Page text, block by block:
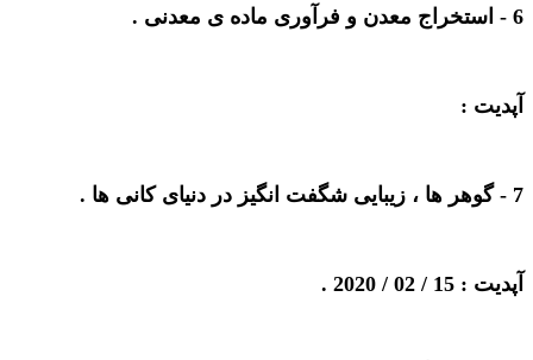
6 - استخراج معدن و فرآوری ماده ی معدنی .
آپدیت :
7 - گوهر ها ، زیبایی شگفت انگیز در دنیای کانی ها .
آپدیت : 15 / 02 / 2020 .